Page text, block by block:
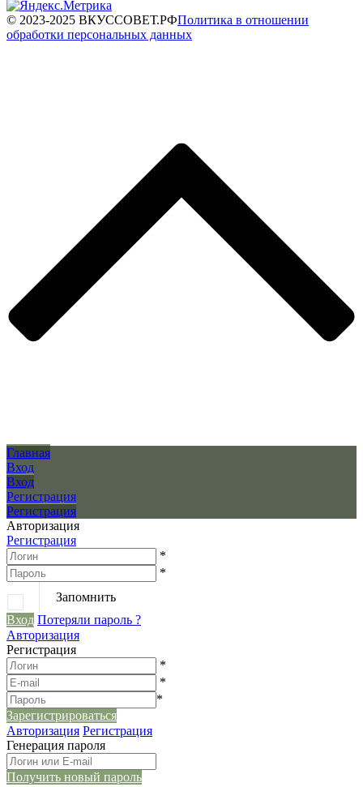
© 2023-2025 ВКУССОВЕТ.РФПолитика в отношении
обработки персональных данных
Главная
Вход
Вход
Регистрация
Регистрация
Авторизация
Регистрация
*
*
Запомнить
Вход Потеряли пароль ?
Авторизация
Регистрация
*
*
*
Зарегистрироваться
Авторизация Регистрация
Генерация пароля
Получить новый пароль